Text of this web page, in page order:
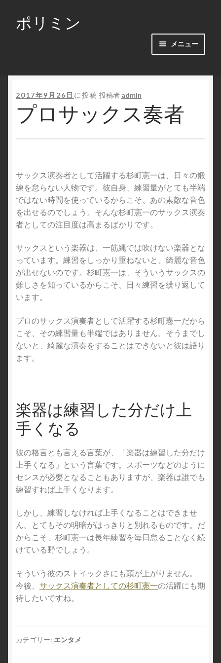
ナ
ビ
ン
ッ
コ
ン
ス
ポリミン
メニュー
2017年9月26日 に投稿 投稿者 admin
プロサックス奏者
サックス演奏者として活躍する杉町憲一は、日々の鍛
練を怠らない人物です。彼自身、練習量がとても半端
ではない時間を使っているからこそ、あの素敵な音色
を出せるのでしょう。そんな杉町憲一のサックス演奏
者としての注目度は高まるばかりです。
サックスという楽器は、一筋縄では吹けない楽器とな
っています。練習をしっかり重ねないと、綺麗な音色
が出せないのです。杉町憲一は、そういうサックスの
難しさを知っているからこそ、日々練習を繰り返して
います。
プロのサックス演奏者として活躍する杉町憲一だから
こそ、その練習量も半端ではありません。そうまでし
ないと、綺麗な演奏をすることはできないと彼は語り
ます。
楽器は練習した分だけ上
手くなる
彼の格言とも言える言葉が、「楽器は練習した分だけ
上手くなる」という言葉です。スポーツなどのように
センスが必要となることもありますが、楽器は誰でも
練習すれば上手くなります。
しかし、練習しなければ上手くなることはできませ
ん。とてもその明暗がはっきりと別れるものです。だ
からこそ、杉町憲一は長年練習を毎日怠ることなく続
けている野でしょう。
そういう彼のストイックさにも頭が上がりません。
今後、 サックス演奏者としての杉町憲一の活躍にも期
待したいですね。
カテゴリー: エンタメ